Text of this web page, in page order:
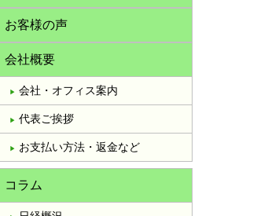
お客様の声
会社概要
会社・オフィス案内
代表ご挨拶
お支払い方法・返金など
コラム